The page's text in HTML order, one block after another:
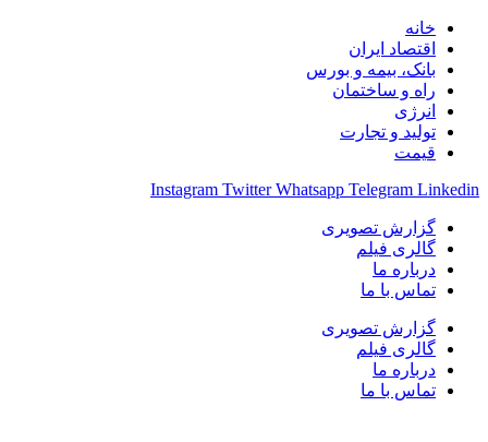
خانه
اقتصاد ایران
بانک، بیمه و بورس
راه و ساختمان
انرژی
تولید و تجارت
قیمت
Instagram Twitter Whatsapp Telegram Linkedin
گزارش تصویری
گالری فیلم
درباره ما
تماس با ما
گزارش تصویری
گالری فیلم
درباره ما
تماس با ما